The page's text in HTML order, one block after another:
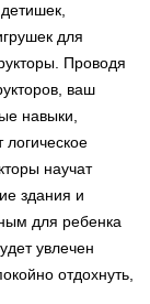
для
Проводя
ваш
навыки,
научат
здания и
для ребенка
увлечен
отдохнуть,